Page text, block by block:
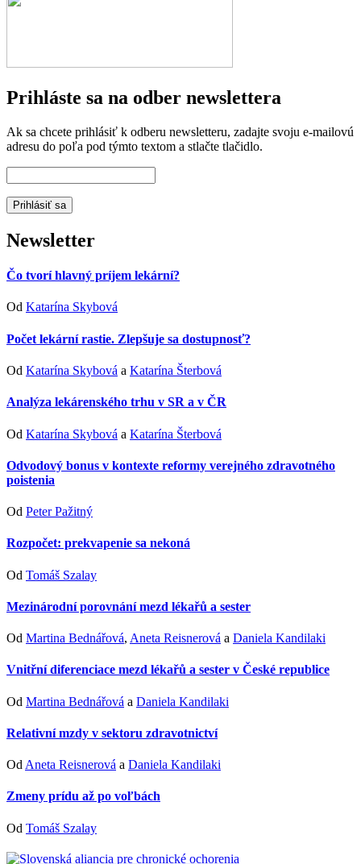
Prihláste sa na odber newslettera
Ak sa chcete prihlásiť k odberu newsletteru, zadajte svoju e-mailovú
adresu do poľa pod týmto textom a stlačte tlačidlo.
Newsletter
Čo tvorí hlavný príjem lekární?
Od Katarína Skybová
Počet lekární rastie. Zlepšuje sa dostupnosť?
Od Katarína Skybová a Katarína Šterbová
Analýza lekárenského trhu v SR a v ČR
Od Katarína Skybová a Katarína Šterbová
Odvodový bonus v kontexte reformy verejného zdravotného
poistenia
Od Peter Pažitný
Rozpočet: prekvapenie sa nekoná
Od Tomáš Szalay
Mezinárodní porovnání mezd lékařů a sester
Od Martina Bednářová, Aneta Reisnerová a Daniela Kandilaki
Vnitřní diferenciace mezd lékařů a sester v České republice
Od Martina Bednářová a Daniela Kandilaki
Relativní mzdy v sektoru zdravotnictví
Od Aneta Reisnerová a Daniela Kandilaki
Zmeny prídu až po voľbách
Od Tomáš Szalay